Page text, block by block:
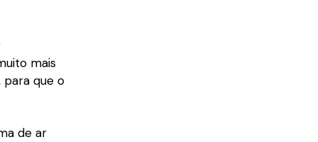
mais
que o
de ar